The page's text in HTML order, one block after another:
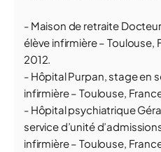
- Maison de retraite
élève infirmière – Toulouse,
2012.
- Hôpital Purpan, stage en
infirmière – Toulouse,
- Hôpital psychiatrique
service d’unité
infirmière – Toulouse,